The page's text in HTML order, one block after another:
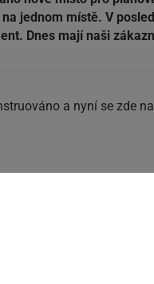
jednom místě. V
Dnes mají naši
a nyní se zde
otestovat
Gaggenau, která
Je zde vše, po
informovat,